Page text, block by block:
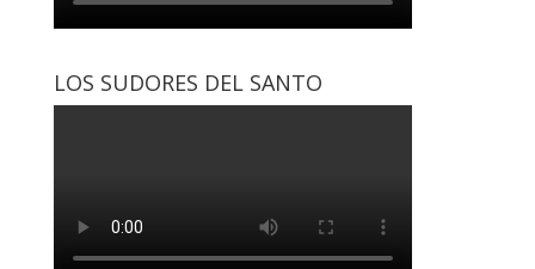
LOS SUDORES DEL SANTO